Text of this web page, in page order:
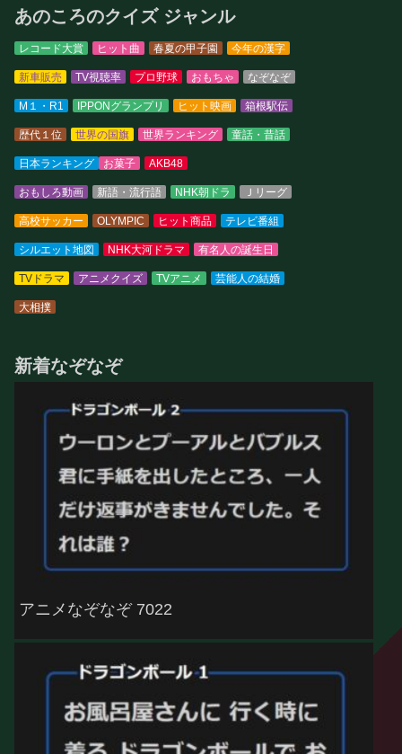
あのころのクイズ ジャンル
レコード大賞 ヒット曲 春夏の甲子園 今年の漢字
新車販売 TV視聴率 プロ野球 おもちゃ なぞなぞ
M１・R1 IPPONグランプリ ヒット映画 箱根駅伝
歴代１位 世界の国旗 世界ランキング 童話・昔話
日本ランキング お菓子 AKB48
おもしろ動画 新語・流行語 NHK朝ドラ Ｊリーグ
高校サッカー OLYMPIC ヒット商品 テレビ番組
シルエット地図 NHK大河ドラマ 有名人の誕生日
TVドラマ アニメクイズ TVアニメ 芸能人の結婚
大相撲
新着なぞなぞ
アニメなぞなぞ 7022